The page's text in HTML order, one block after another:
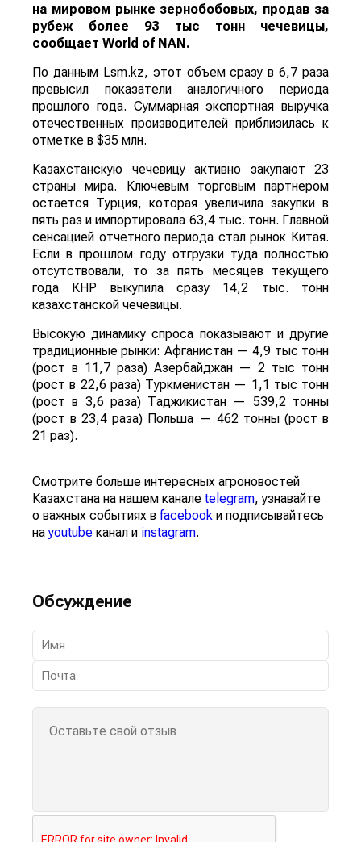
на мировом рынке зернобобовых, продав за
рубеж более 93 тыс тонн чечевицы,
сообщает World of NAN.
По данным Lsm.kz, этот объем сразу в 6,7 раза
превысил показатели аналогичного периода
прошлого года. Суммарная экспортная выручка
отечественных производителей приблизилась к
отметке в $35 млн.
Казахстанскую чечевицу активно закупают 23
страны мира. Ключевым торговым партнером
остается Турция, которая увеличила закупки в
пять раз и импортировала 63,4 тыс. тонн. Главной
сенсацией отчетного периода стал рынок Китая.
Если в прошлом году отгрузки туда полностью
отсутствовали, то за пять месяцев текущего
года КНР выкупила сразу 14,2 тыс. тонн
казахстанской чечевицы.
Высокую динамику спроса показывают и другие
традиционные рынки: Афганистан — 4,9 тыс тонн
(рост в 11,7 раза) Азербайджан — 2 тыс тонн
(рост в 22,6 раза) Туркменистан — 1,1 тыс тонн
(рост в 3,6 раза) Таджикистан — 539,2 тонны
(рост в 23,4 раза) Польша — 462 тонны (рост в
21 раз).
Смотрите больше интересных агроновостей
Казахстана на нашем канале telegram, узнавайте
о важных событиях в facebook и подписывайтесь
наyoutube канал и instagram.
Обсуждение